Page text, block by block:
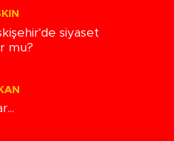
siyaset
mu?